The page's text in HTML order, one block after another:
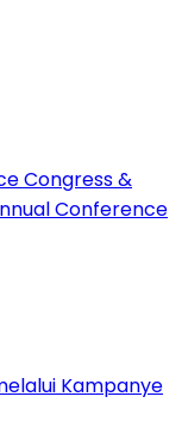
Congress &
Conference
Kampanye